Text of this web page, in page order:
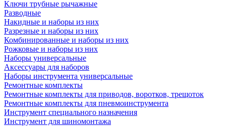
Ключи трубные рычажные
Разводные
Накидные и наборы из них
Разрезные и наборы из них
Комбинированные и наборы из них
Рожковые и наборы из них
Наборы универсальные
Аксессуары для наборов
Наборы инструмента универсальные
Ремонтные комплекты
Ремонтные комплекты для приводов, воротков, трещоток
Ремонтные комплекты для пневмоинструмента
Инструмент специального назначения
Инструмент для шиномонтажа